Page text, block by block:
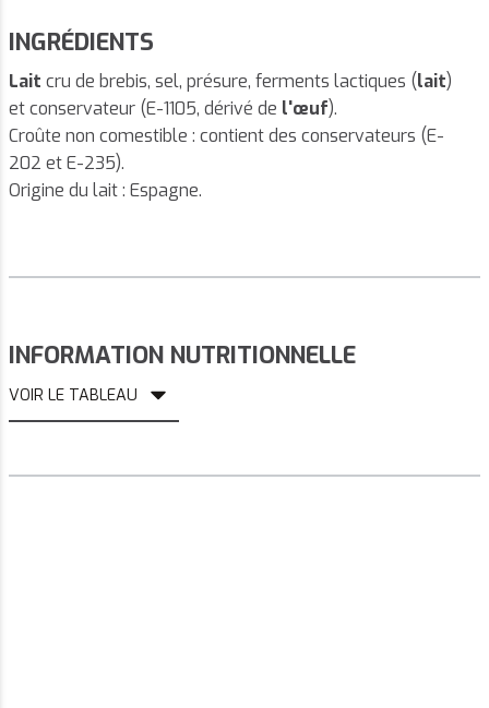
INGRÉDIENTS
Lait cru de brebis, sel, présure, ferments lactiques (lait)
et conservateur (E-1105, dérivé de l'œuf).
Croûte non comestible : contient des conservateurs (E-
202 et E-235).
Origine du lait : Espagne.
INFORMATION NUTRITIONNELLE
VOIR LE TABLEAU